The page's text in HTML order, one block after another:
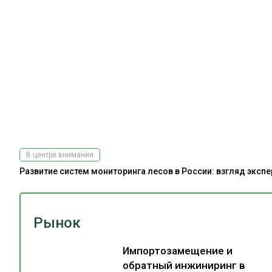
Рынок
Импортозамещение и
обратный инжиниринг в
В центре внимания
Развитие систем мониторинга лесов в России: взгляд